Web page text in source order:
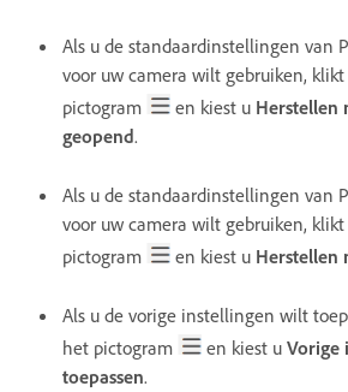
Als u de standaardinstellingen van
voor uw camera wilt gebruiken,
pictogram
en kiest u Herstellen
geopend.
Als u de standaardinstellingen van
voor uw camera wilt gebruiken,
pictogram
en kiest u Herstellen
Als u de vorige instellingen wilt
het pictogram
en kiest u Vorige
toepassen.